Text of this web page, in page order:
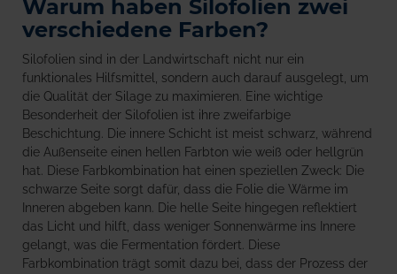
Warum haben Silofolien zwei
verschiedene Farben?
Silofolien sind in der Landwirtschaft nicht nur ein
funktionales Hilfsmittel, sondern auch darauf ausgelegt, um
die Qualität der Silage zu maximieren. Eine wichtige
Besonderheit der Silofolien ist ihre zweifarbige
Beschichtung. Die innere Schicht ist meist schwarz, während
die Außenseite einen hellen Farbton wie weiß oder hellgrün
hat. Diese Farbkombination hat einen speziellen Zweck: Die
schwarze Seite sorgt dafür, dass die Folie die Wärme im
Inneren abgeben kann. Die helle Seite hingegen reflektiert
das Licht und hilft, dass weniger Sonnenwärme ins Innere
gelangt, was die Fermentation fördert. Diese
Farbkombination trägt somit dazu bei, dass der Prozess der